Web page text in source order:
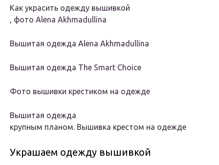
Как украсить одежду вышивкой
, фото Alena Akhmadullina
Вышитая одежда Alena Akhmadullina
Вышитая одежда The Smart Choice
Фото вышивки крестиком на одежде
Вышитая одежда
крупным планом. Вышивка крестом на одежде
Украшаем одежду вышивкой